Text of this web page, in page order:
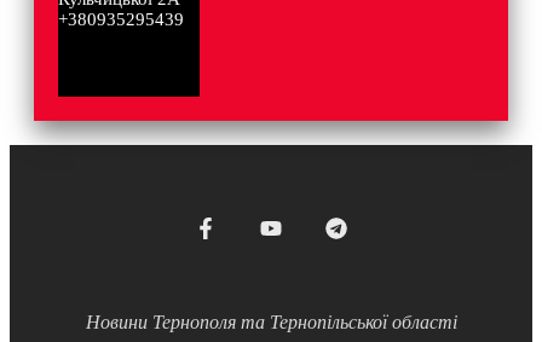
+380935295439
Новини Тернополя та Тернопільської області